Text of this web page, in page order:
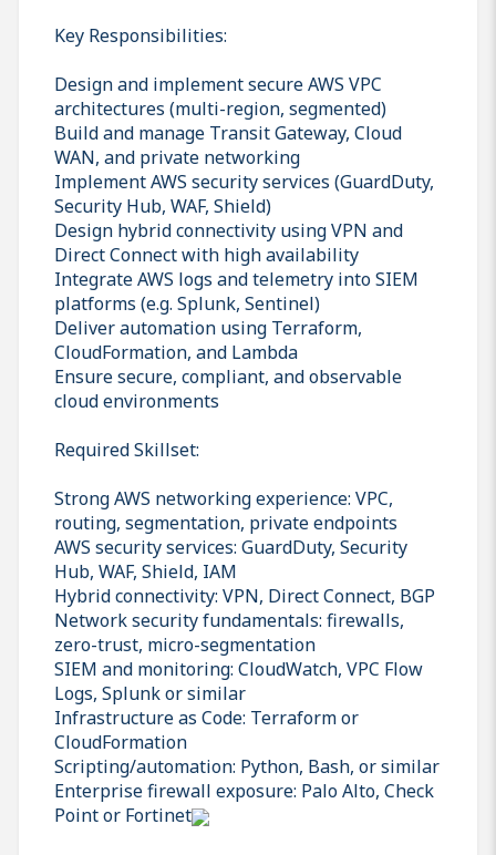
Key Responsibilities:
Design and implement secure AWS VPC
architectures (multi-region, segmented)
Build and manage Transit Gateway, Cloud
WAN, and private networking
Implement AWS security services (GuardDuty,
Security Hub, WAF, Shield)
Design hybrid connectivity using VPN and
Direct Connect with high availability
Integrate AWS logs and telemetry into SIEM
platforms (e.g. Splunk, Sentinel)
Deliver automation using Terraform,
CloudFormation, and Lambda
Ensure secure, compliant, and observable
cloud environments
Required Skillset:
Strong AWS networking experience: VPC,
routing, segmentation, private endpoints
AWS security services: GuardDuty, Security
Hub, WAF, Shield, IAM
Hybrid connectivity: VPN, Direct Connect, BGP
Network security fundamentals: firewalls,
zero-trust, micro-segmentation
SIEM and monitoring: CloudWatch, VPC Flow
Logs, Splunk or similar
Infrastructure as Code: Terraform or
CloudFormation
Scripting/automation: Python, Bash, or similar
Enterprise firewall exposure: Palo Alto, Check
Point or Fortinet